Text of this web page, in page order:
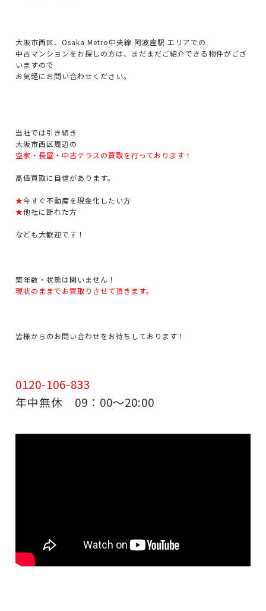
大阪市西区、Osaka Metro中央線 阿波座駅 エリアでの
中古マンションをお探しの方は、まだまだご紹介できる物件がござ
いますので
お気軽にお問い合わせください。
当社では引き続き
大阪市西区周辺の
空家・長屋・中古テラスの買取を行っております！
高値買取に自信があります。
★今すぐ不動産を現金化したい方
★他社に断れた方
なども大歓迎です！
築年数・状態は問いません！
現状のままでお買取りさせて頂きます。
皆様からのお問い合わせをお待ちしております！
0120-106-833
年中無休 09：00～20:00